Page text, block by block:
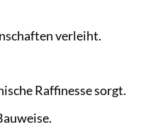
verleiht.
Raffinesse sorgt.